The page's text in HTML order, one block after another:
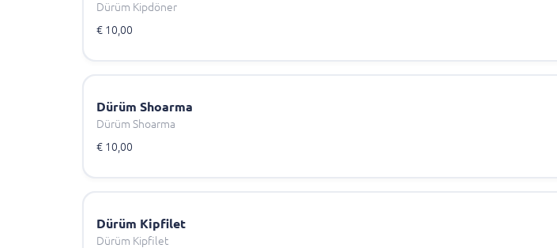
Dürüm Kipdöner
€ 10,00
Dürüm Shoarma
Dürüm Shoarma
€ 10,00
Dürüm Kipfilet
Dürüm Kipfilet